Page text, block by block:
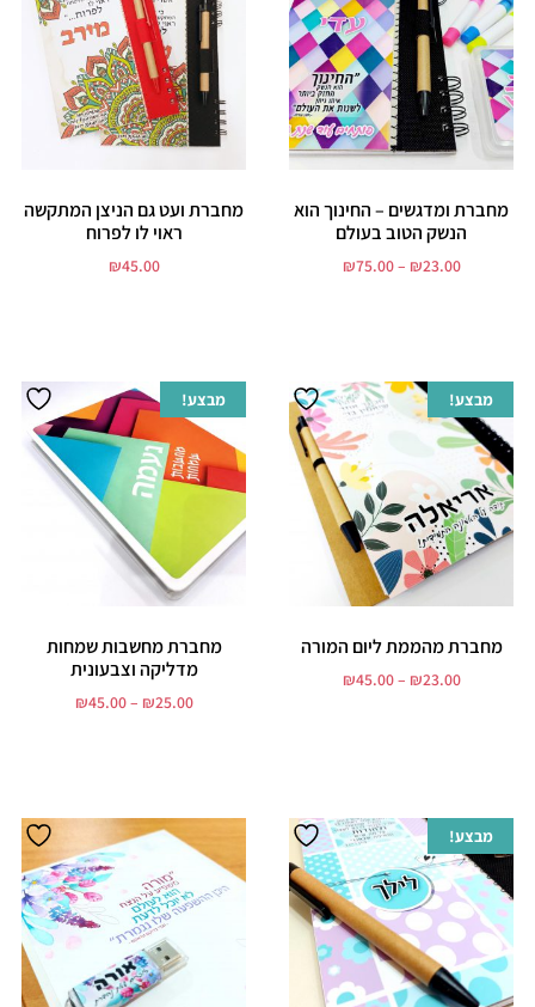
מחברת ומדגשים – החינוך הוא
הנשק הטוב בעולם
₪23.00
–
₪75.00
מחברת ועט גם הניצן המתקשה
ראוי לו לפרוח
₪45.00
מבצע!
מחברת מהממת ליום המורה
₪23.00
–
₪45.00
מבצע!
מחברת מחשבות שמחות
מדליקה וצבעונית
₪25.00
–
₪45.00
מבצע!